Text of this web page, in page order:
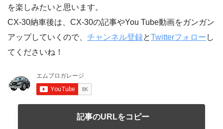
を楽しみたいと思います。
CX-30納車後は、CX-30の記事やYou Tube動画をガンガン
アップしていくので、 チャンネル登録とTwitterフォロー し
てくださいね！
記事のURLをコピー